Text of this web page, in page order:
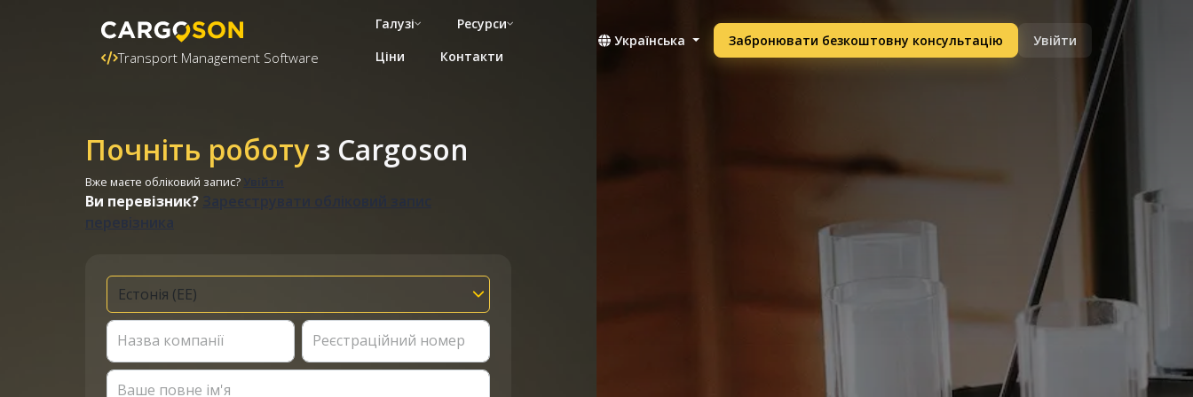
Transport Management Software
Галузі
Ресурси
Ціни
Контакти
Українська Забронювати безкоштовну консультацію Увійти
Почніть роботуз Cargoson
Вже маєте обліковий запис?
Ви перевізник?
Назва компанії Реєстраційний номер
Ваше повне ім'я